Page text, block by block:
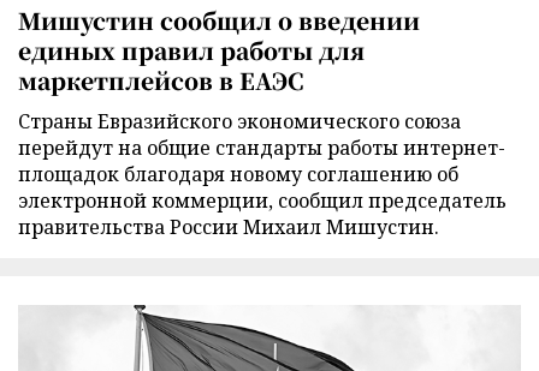
Мишустин сообщил о введении
единых правил работы для
маркетплейсов в ЕАЭС
Страны Евразийского экономического союза
перейдут на общие стандарты работы интернет-
площадок благодаря новому соглашению об
электронной коммерции, сообщил председатель
правительства России Михаил Мишустин.